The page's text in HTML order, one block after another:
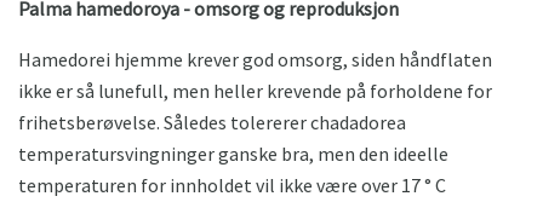
Palma hamedoroya - omsorg og reproduksjon
Hamedorei hjemme krever god omsorg, siden håndflaten
ikke er så lunefull, men heller krevende på forholdene for
frihetsberøvelse. Således tolererer chadadorea
temperatursvingninger ganske bra, men den ideelle
temperaturen for innholdet vil ikke være over 17 ° C